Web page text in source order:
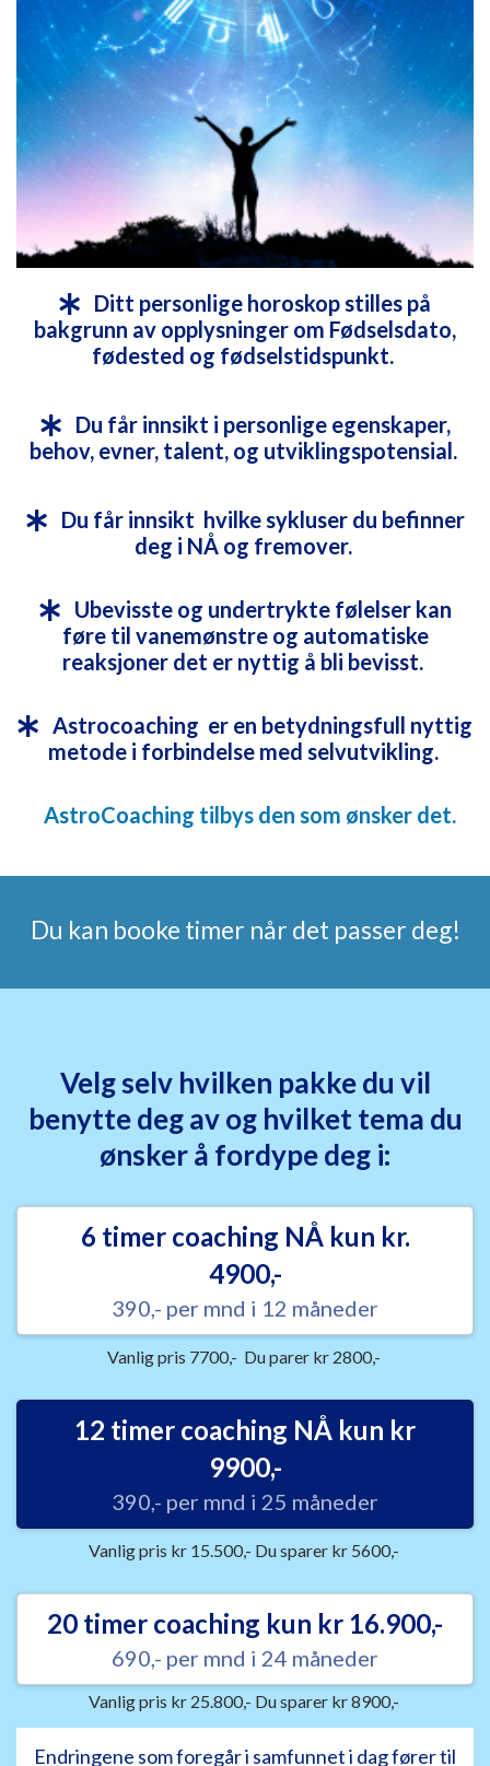
Ditt personlige horoskop stilles på
bakgrunn av opplysninger om Fødselsdato,
fødested og fødselstidspunkt.
Du får innsikt i personlige egenskaper,
behov, evner, talent, og utviklingspotensial.
Du får innsikt hvilke sykluser du befinner
deg i NÅ og fremover.
Ubevisste og undertrykte følelser kan
føre til vanemønstre og automatiske
reaksjoner det er nyttig å bli bevisst.
Astrocoaching er en betydningsfull nyttig
metode i forbindelse med selvutvikling.
AstroCoaching tilbys den som ønsker det.
Du kan booke timer når det passer deg!
Velg selv hvilken pakke du vil
benytte deg av og hvilket tema du
ønsker å fordype deg i:
6 timer coaching NÅ kun kr.
4900,-
390,- per mnd i 12 måneder
Vanlig pris 7700,- Du parer kr 2800,-
12 timer coaching NÅ kun kr
9900,-
390,- per mnd i 25 måneder
Vanlig pris kr 15.500,- Du sparer kr 5600,-
20 timer coaching kun kr 16.900,-
690,- per mnd i 24 måneder
Vanlig pris kr 25.800,- Du sparer kr 8900,-
Endringene som foregår i samfunnet i dag fører til